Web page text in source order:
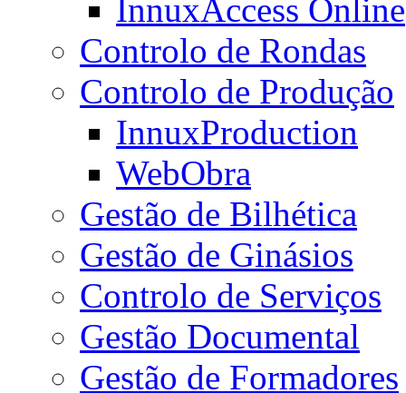
InnuxAccess Online
Controlo de Rondas
Controlo de Produção
InnuxProduction
WebObra
Gestão de Bilhética
Gestão de Ginásios
Controlo de Serviços
Gestão Documental
Gestão de Formadores